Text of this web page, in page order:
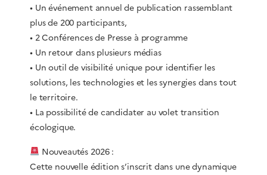
• Un événement annuel de publication rassemblant
plus de 200 participants,
• 2 Conférences de Presse à programme
• Un retour dans plusieurs médias
• Un outil de visibilité unique pour identifier les
solutions, les technologies et les synergies dans tout
le territoire.
• La possibilité de candidater au volet transition
écologique.
Nouveautés 2026 :
Cette nouvelle édition s’inscrit dans une dynamique